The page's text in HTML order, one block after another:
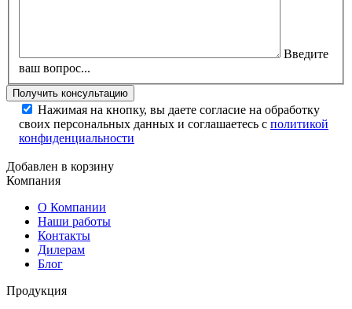
Введите
ваш вопрос...
Нажимая на кнопку, вы даете согласие на обработку
своих персональных данных и соглашаетесь с политикой
конфиденциальности
Добавлен в корзину
Компания
О Компании
Наши работы
Контакты
Дилерам
Блог
Продукция